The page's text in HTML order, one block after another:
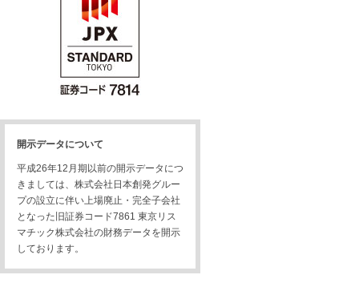
開示データについて
平成26年12月期以前の開示データにつ
きましては、株式会社日本創発グルー
プの設立に伴い上場廃止・完全子会社
となった旧証券コード7861 東京リス
マチック株式会社の財務データを開示
しております。